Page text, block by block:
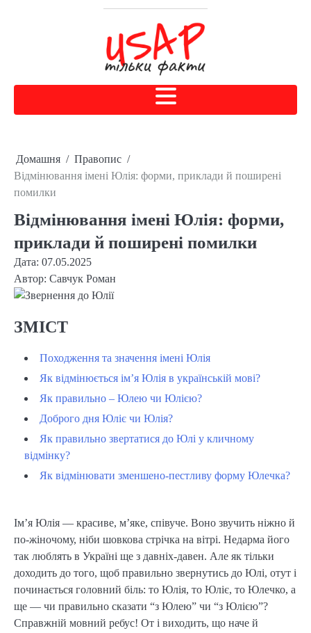
Домашня
Правопис
Відмінювання імені Юлія: форми, приклади й поширені
помилки
Відмінювання імені Юлія: форми,
приклади й поширені помилки
Дата: 07.05.2025
Автор: Савчук Роман
ЗМІСТ
Походження та значення імені Юлія
Як відмінюється ім’я Юлія в українській мові?
Як правильно – Юлею чи Юлією?
Доброго дня Юліє чи Юлія?
Як правильно звертатися до Юлі у кличному
відмінку?
Як відмінювати зменшено-пестливу форму Юлечка?
Ім’я Юлія — красиве, м’яке, співуче. Воно звучить ніжно й
по-жіночому, ніби шовкова стрічка на вітрі. Недарма його
так люблять в Україні ще з давніх-давен. Але як тільки
доходить до того, щоб правильно звернутись до Юлі, отут і
починається головний біль: то Юлія, то Юліє, то Юлечко, а
ще — чи правильно сказати “з Юлею” чи “з Юлією”?
Справжній мовний ребус! От і виходить, що наче й